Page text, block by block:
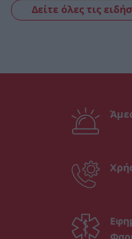
Δείτε όλες τις